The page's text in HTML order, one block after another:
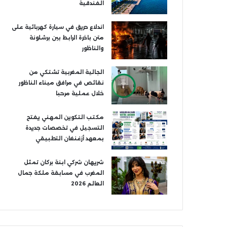
الفندقية
اندلاع حريق في سيارة كهربائية على
متن باخرة الرابط بين برشلونة
والناظور
الجالية المغربية تشتكي من
نقائص في مرافق ميناء الناظور
خلال عملية مرحبا
مكتب التكوين المهني يفتح
التسجيل في تخصصات جديدة
بمعهد أزغنغان التطبيقي
شريهان شركي ابنة بركان تمثل
المغرب في مسابقة ملكة جمال
العالم 2026